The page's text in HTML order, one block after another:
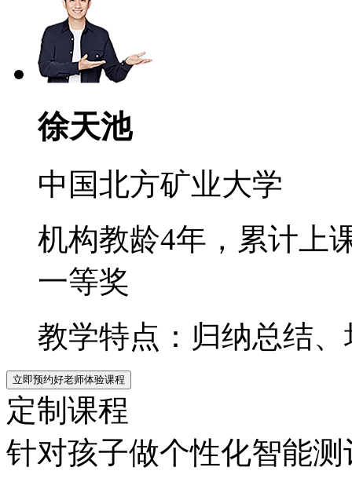
徐天池
中国北方矿业大学
机构教龄4年，累计上
一等奖
教学特点：归纳总结
立即预约好老师体验课程
定制课程
针对孩子做个性化智能